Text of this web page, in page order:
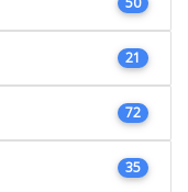
21
72
35